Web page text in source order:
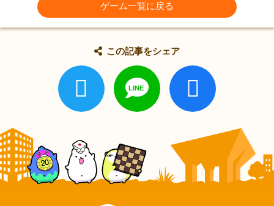
ゲーム一覧に戻る
この記事をシェア